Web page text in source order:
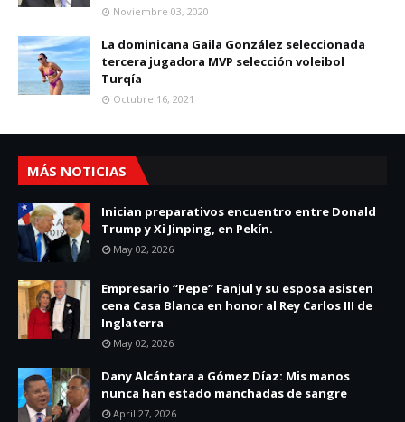
Noviembre 03, 2020
La dominicana Gaila González seleccionada
tercera jugadora MVP selección voleibol
Turqía
Octubre 16, 2021
MÁS NOTICIAS
Inician preparativos encuentro entre Donald
Trump y Xi Jinping, en Pekín.
May 02, 2026
Empresario “Pepe” Fanjul y su esposa asisten
cena Casa Blanca en honor al Rey Carlos III de
Inglaterra
May 02, 2026
Dany Alcántara a Gómez Díaz: Mis manos
nunca han estado manchadas de sangre
April 27, 2026